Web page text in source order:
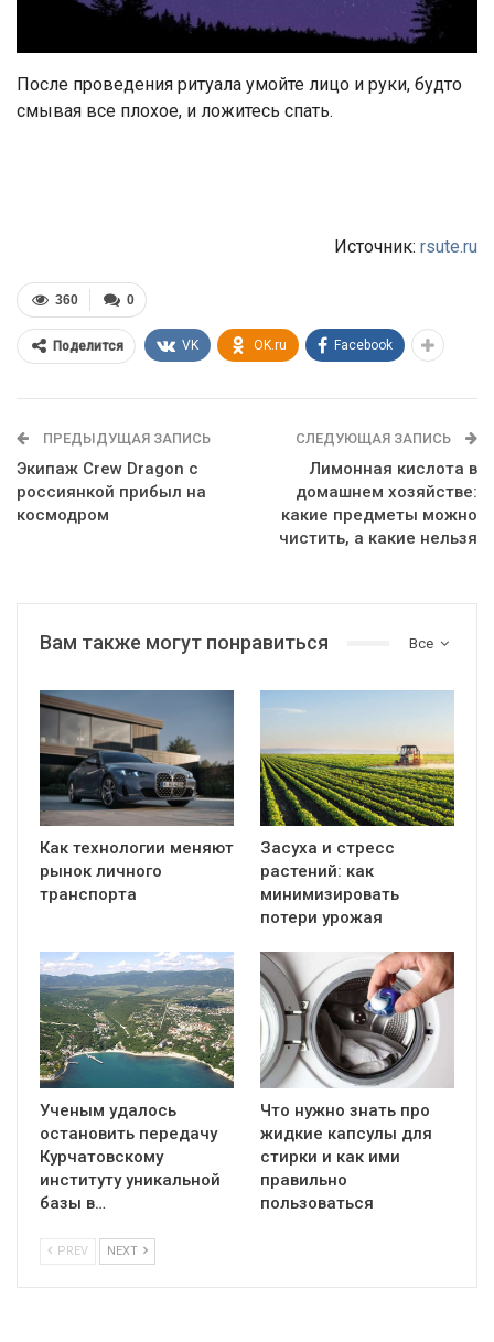
После проведения ритуала умойте лицо и руки, будто
смывая все плохое, и ложитесь спать.
Источник: rsute.ru
0
360
Поделится VK OK.ru Facebook
ПРЕДЫДУЩАЯ ЗАПИСЬ
Экипаж Crew Dragon с
россиянкой прибыл на
космодром
СЛЕДУЮЩАЯ ЗАПИСЬ
Лимонная кислота в
домашнем хозяйстве:
какие предметы можно
чистить, а какие нельзя
Все
Вам также могут понравиться
Как технологии меняют
рынок личного
транспорта
Засуха и стресс
растений: как
минимизировать
потери урожая
Ученым удалось
остановить передачу
Курчатовскому
институту уникальной
базы в…
Что нужно знать про
жидкие капсулы для
стирки и как ими
правильно
пользоваться
PREV NEXT